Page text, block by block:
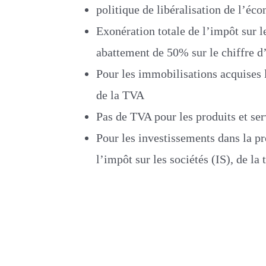
politique de libéralisation de
Exonération totale de l’impôt sur
abattement de 50% sur le chiffre
Pour les immobilisations acquises
de la TVA
Pas de TVA pour les produits et
Pour les investissements dans la
l’impôt sur les sociétés (IS), de la